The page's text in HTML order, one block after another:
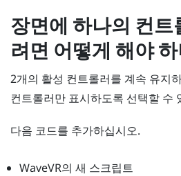
장면에 하나의 컨트
려면 어떻게 해야
2개의 활성 컨트롤러를 계속 유지
컨트롤러만 표시하도록 선택할 수
다음 코드를 추가하십시오.
WaveVR의 새 스크립트